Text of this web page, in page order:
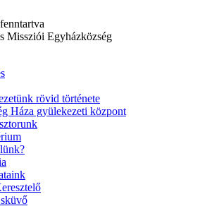
Missziói Egyházközség
rövid története
Háza gyülekezeti központ